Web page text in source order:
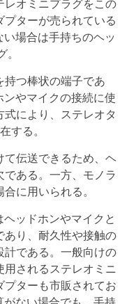
レオミニプラグをこの
ターが売られている
い場合は手持ちのヘッ
。
持つ棒状の端子であ
ンやマイクの接続に使
により、ステレオタ
する。
て伝送できるため、ヘ
である。一方、モノラ
に用いられる。
ヘッドホンやマイクと
あり、耐久性や接触の
計である。一般向けの
用されるステレオミニ
プターも市販されてお